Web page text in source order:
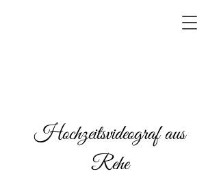
Hochzeitsvideograf aus
Rehe